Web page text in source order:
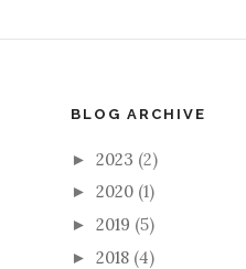
BLOG ARCHIVE
► 2023 (2)
► 2020 (1)
► 2019 (5)
► 2018 (4)